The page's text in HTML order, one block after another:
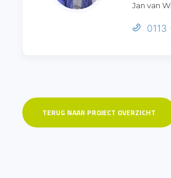
Jan van
TERUG NAAR PROJECT OVERZICHT